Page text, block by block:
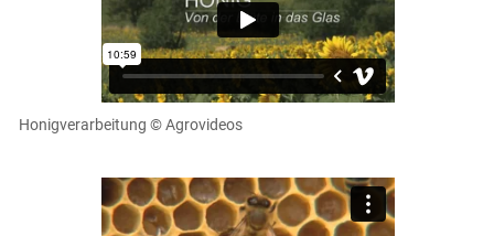
Honigverarbeitung © Agrovideos